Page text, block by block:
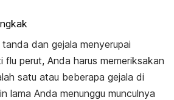
dan gejala menyerupai
flu perut, Anda harus memeriksakan
satu atau beberapa gejala di
lama Anda menunggu munculnya